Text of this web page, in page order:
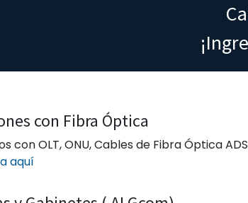
con Fibra Óptica
con OLT, ONU, Cables de Fibra Óptica
aquí